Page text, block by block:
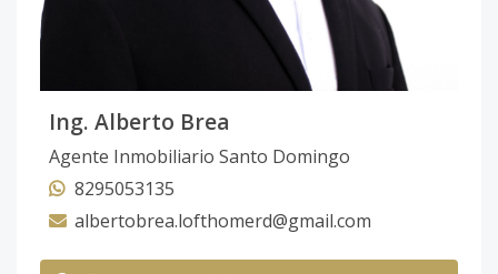
Ing. Alberto Brea
Agente Inmobiliario Santo Domingo
8295053135
albertobrea.lofthomerd@gmail.com